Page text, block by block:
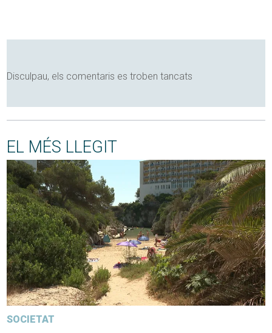
Disculpau, els comentaris es troben tancats
EL MÉS LLEGIT
SOCIETAT